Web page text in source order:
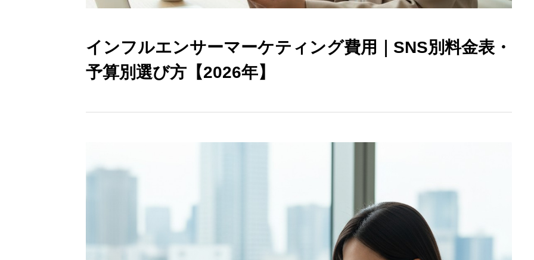
インフルエンサーマーケティング費用｜SNS別料金表・
予算別選び方【2026年】
代戦略で選ばれる会社になる方法【2026
年最新】